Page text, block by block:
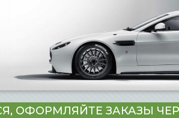
ОФОРМЛЯЙТЕ ЗАКАЗЫ